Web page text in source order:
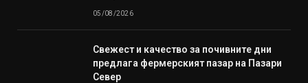
05/08/2026
Свежест и качество за почивните дни
предлага фермерският пазар на Пазари
Север